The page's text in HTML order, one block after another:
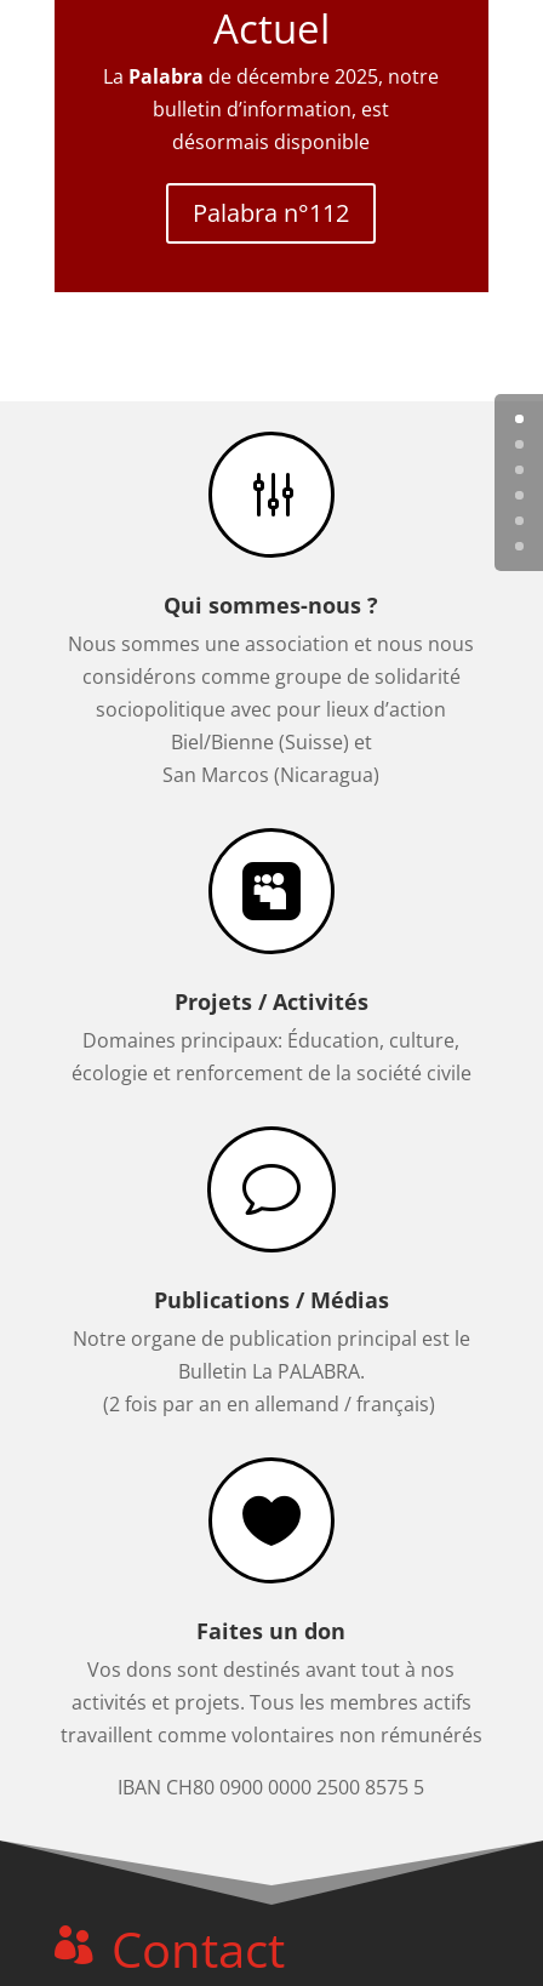
Actuel
La Palabra de décembre 2025, notre
bulletin d’information, est
désormais disponible
Palabra n°112
g
Qui sommes-nous ?
Nous sommes une association et nous nous
considérons comme groupe de solidarité
sociopolitique avec pour lieux d’action
Biel/Bienne (Suisse) et
San Marcos (Nicaragua)

Projets / Activités
Domaines principaux: Éducation, culture,
écologie et renforcement de la société civile
v
Publications / Médias
Notre organe de publication principal est le
Bulletin La PALABRA.
(2 fois par an en allemand / français)

Faites un don
Vos dons sont destinés avant tout à nos
activités et projets. Tous les membres actifs
travaillent comme volontaires non rémunérés
IBAN CH80 0900 0000 2500 8575 5
 Contact